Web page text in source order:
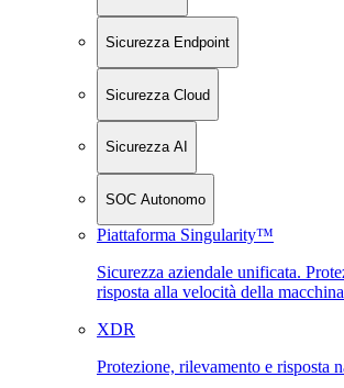
Sicurezza Endpoint
Sicurezza Cloud
Sicurezza AI
SOC Autonomo
Piattaforma Singularity™
Sicurezza aziendale unificata.
risposta alla velocità della
XDR
Protezione, rilevamento e risposta